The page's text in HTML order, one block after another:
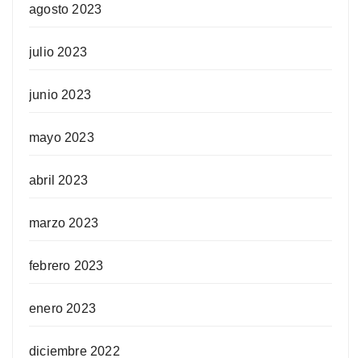
agosto 2023
julio 2023
junio 2023
mayo 2023
abril 2023
marzo 2023
febrero 2023
enero 2023
diciembre 2022